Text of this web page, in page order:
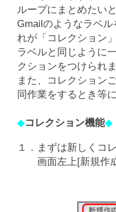
ループにまとめたい
Gmailのようなラベ
れが「コレクション」
ラベルと同じように
クションをつけられま
また、コレクション
同作業をするとき等
◆コレクション機能◆
１．まずは新しくコ
画面左上[新規作成